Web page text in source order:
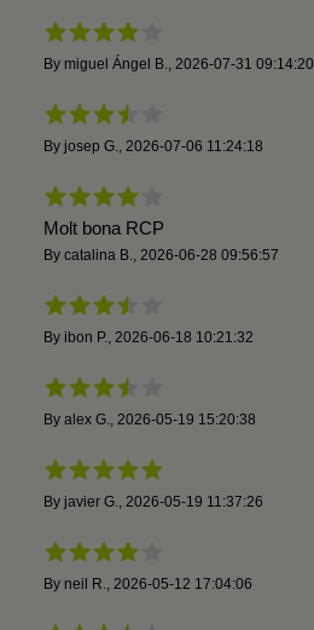
By miguel Ángel B. 2026-07-31 09:14:20
By josep G. 2026-07-06 11:24:18
Molt bona RCP
By catalina B. 2026-06-28 09:56:57
By ibon P. 2026-06-18 10:21:32
By alex G. 2026-05-19 15:20:38
By javier G. 2026-05-19 11:37:26
By neil R. 2026-05-12 17:04:06